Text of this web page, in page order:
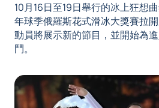
10月16日至19日舉行的冰上狂想
年球季俄羅斯花式滑冰大獎賽拉
動員將展示新的節目，並開始為
鬥。